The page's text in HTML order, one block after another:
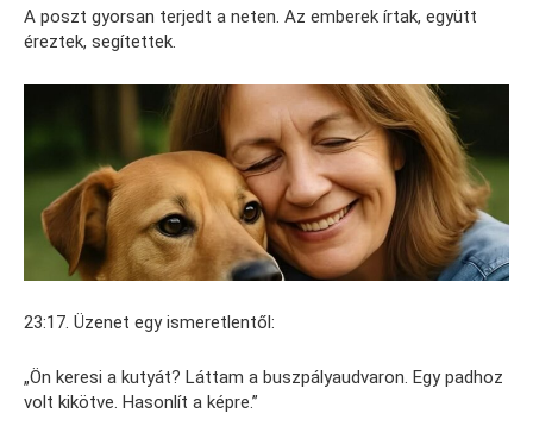
A poszt gyorsan terjedt a neten. Az emberek írtak, együtt
éreztek, segítettek.
23:17. Üzenet egy ismeretlentől:
„Ön keresi a kutyát? Láttam a buszpályaudvaron. Egy padhoz
volt kikötve. Hasonlít a képre.”